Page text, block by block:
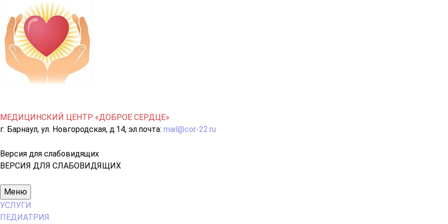
МЕДИЦИНСКИЙ ЦЕНТР «ДОБРОЕ СЕРДЦЕ»
г. Барнаул, ул. Новгородская, д.14, эл.почта: mail@cor-22.ru
Версия для слабовидящих
ВЕРСИЯ ДЛЯ СЛАБОВИДЯЩИХ
Основное
меню
Меню
УСЛУГИ
ПЕДИАТРИЯ